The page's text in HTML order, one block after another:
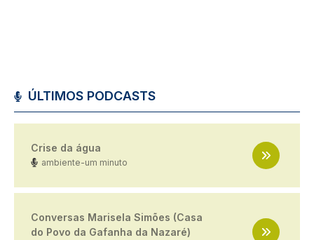
ÚLTIMOS PODCASTS
Crise da água
ambiente-um minuto
Conversas Marisela Simões (Casa
do Povo da Gafanha da Nazaré)